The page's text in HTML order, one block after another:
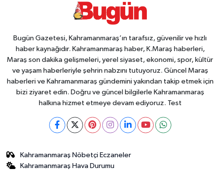
Bugün Gazetesi, Kahramanmaraş’ın tarafsız, güvenilir ve hızlı
haber kaynağıdır. Kahramanmaraş haber, K.Maraş haberleri,
Maraş son dakika gelişmeleri, yerel siyaset, ekonomi, spor, kültür
ve yaşam haberleriyle şehrin nabzını tutuyoruz. Güncel Maraş
haberleri ve Kahramanmaraş gündemini yakından takip etmek için
bizi ziyaret edin. Doğru ve güncel bilgilerle Kahramanmaraş
halkına hizmet etmeye devam ediyoruz. Test
Kahramanmaraş Nöbetçi Eczaneler
Kahramanmaraş Hava Durumu